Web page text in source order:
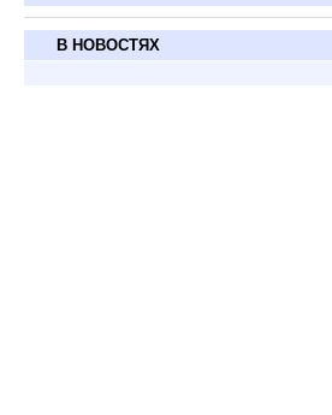
В НОВОСТЯХ